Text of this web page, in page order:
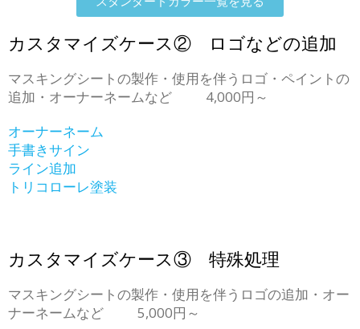
カスタマイズケース② ロゴなどの追加
マスキングシートの製作・使用を伴うロゴ・ペイントの
追加・オーナーネームなど 4,000円～
オーナーネーム
手書きサイン
ライン追加
トリコローレ塗装
カスタマイズケース③ 特殊処理
マスキングシートの製作・使用を伴うロゴの追加・オー
ナーネームなど 5,000円～